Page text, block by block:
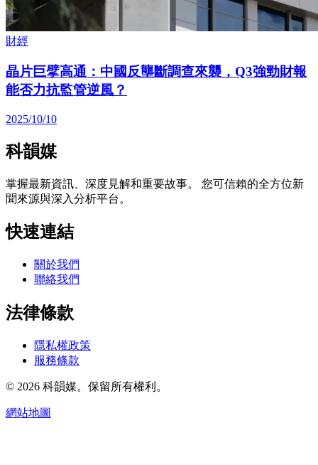
財經
晶片巨擘高通：中國反壟斷調查來襲，Q3強勁財報
能否力抗監管逆風？
2025/10/10
科韻媒
掌握最新資訊、深度見解和重要故事。 您可信賴的全方位新
聞來源與深入分析平台。
快速連結
關於我們
聯絡我們
法律條款
隱私權政策
服務條款
© 2026 科韻媒。保留所有權利。
網站地圖